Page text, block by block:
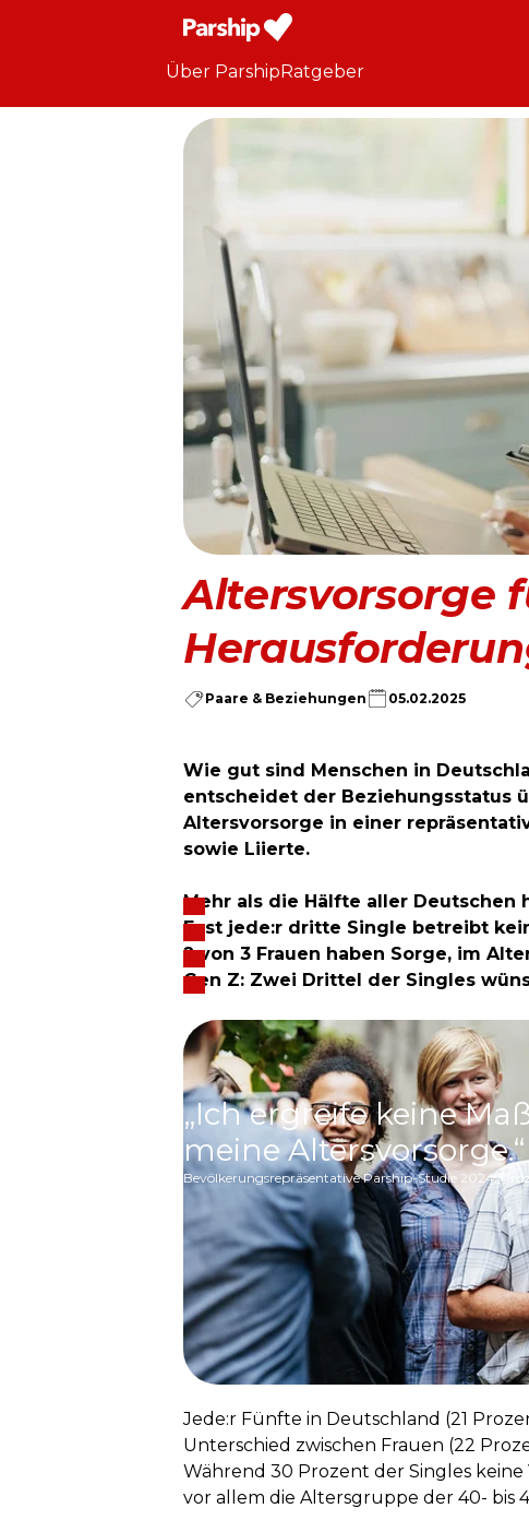
Über ParshipRatgeber
Altersvorsorge
Paare & Beziehungen 05.02.2025
Wie gut sind Menschen in
entscheidet der Beziehungsstatus
Altersvorsorge in einer
sowie Liierte.
Mehr als die Hälfte aller Deutschen
Fast jede:r dritte Single betreibt
2 von 3 Frauen haben Sorge, im
Gen Z: Zwei Drittel der Singles
„Ich ergreife keine
meine Altersvorsorge.“
Bevölkerungsrepräsentative Parship-Studie 2024;
Jede:r Fünfte in Deutschland (21
Unterschied zwischen Frauen (22
Während 30 Prozent der Singles
vor allem die Altersgruppe der 40- bis